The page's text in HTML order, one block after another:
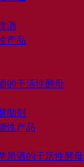
酒
产品
的干活性酵母
助剂
性产品
果酒的干活性酵母